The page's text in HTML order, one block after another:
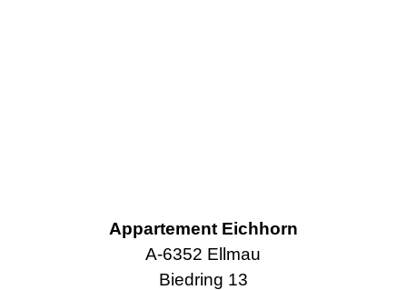
Appartement Eichhorn
A-6352 Ellmau
Biedring 13